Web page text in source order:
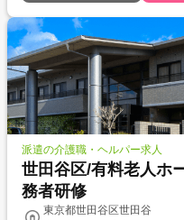
派遣の介護職・ヘルパー求人
世田谷区/有料老人ホ
務者研修
東京都世田谷区世田谷